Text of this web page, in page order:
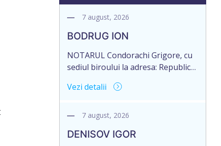
7 august, 2026
BODRUG ION
NOTARUL Condorachi Grigore, cu
sediul biroului la adresa: Republica
str.Independenţei 89/1, anunță
succesorale în urma decesului
24.05.1958, IDNP 0982301229316,
Vezi detalii
7 august, 2026
DENISOV IGOR